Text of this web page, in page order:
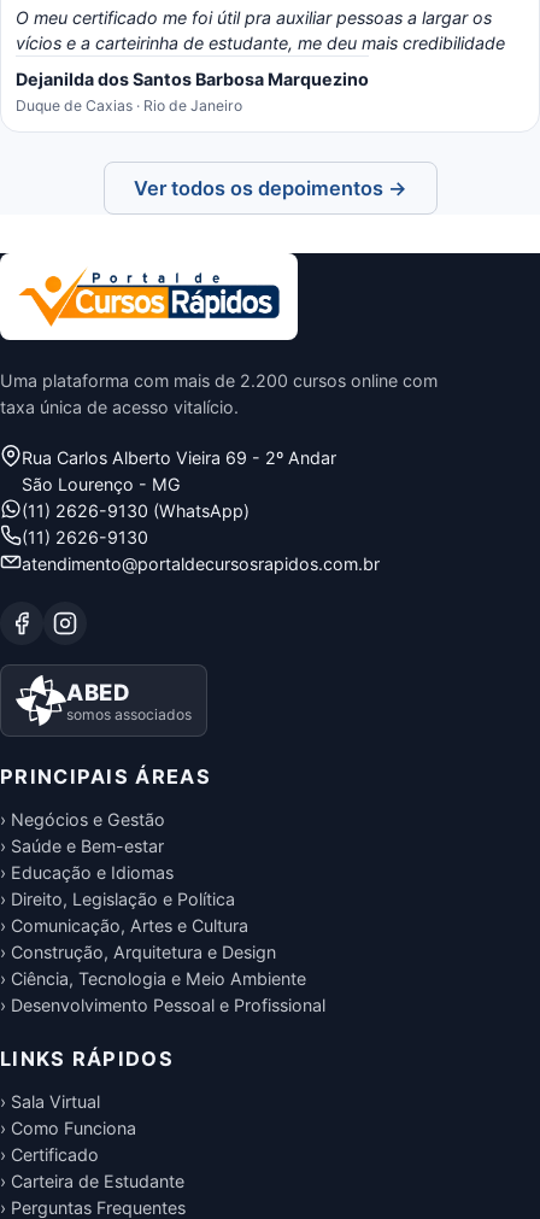
O meu certificado me foi útil pra auxiliar pessoas a largar os
vícios e a carteirinha de estudante, me deu mais credibilidade
Dejanilda dos Santos Barbosa Marquezino
Duque de Caxias · Rio de Janeiro
Ver todos os depoimentos →
Uma plataforma com mais de 2.200 cursos online com
taxa única de acesso vitalício.
Rua Carlos Alberto Vieira 69 - 2º Andar
São Lourenço - MG
(11) 2626-9130 (WhatsApp)
(11) 2626-9130
atendimento@portaldecursosrapidos.com.br
ABED
somos associados
PRINCIPAIS ÁREAS
› Negócios e Gestão
› Saúde e Bem-estar
› Educação e Idiomas
› Direito, Legislação e Política
› Comunicação, Artes e Cultura
› Construção, Arquitetura e Design
› Ciência, Tecnologia e Meio Ambiente
› Desenvolvimento Pessoal e Profissional
LINKS RÁPIDOS
› Sala Virtual
› Como Funciona
› Certificado
› Carteira de Estudante
› Perguntas Frequentes